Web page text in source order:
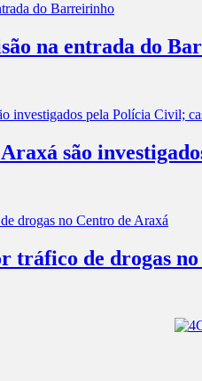
na entrada do
são
tráfico de drogas